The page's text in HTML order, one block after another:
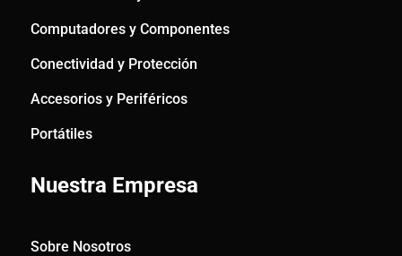
Computadores y Componentes
Conectividad y Protección
Accesorios y Periféricos
Portátiles
Nuestra Empresa
Sobre Nosotros